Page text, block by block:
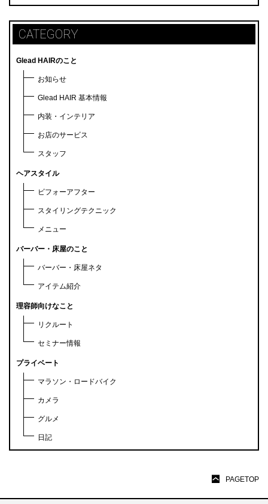
CATEGORY
Glead HAIRのこと
お知らせ
Glead HAIR 基本情報
内装・インテリア
お店のサービス
スタッフ
ヘアスタイル
ビフォーアフター
スタイリングテクニック
メニュー
バーバー・床屋のこと
バーバー・床屋ネタ
アイテム紹介
理容師向けなこと
リクルート
セミナー情報
プライベート
マラソン・ロードバイク
カメラ
グルメ
日記
PAGETOP